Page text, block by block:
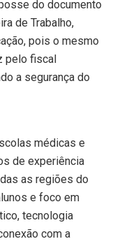
do documento
de Trabalho,
pois o mesmo
pelo fiscal
a segurança do
médicas e
de experiência
as regiões do
e foco em
tecnologia
com a